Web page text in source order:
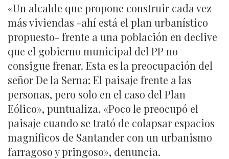
«Un alcalde que propone construir cada vez
más viviendas -ahí está el plan urbanístico
propuesto- frente a una población en declive
que el gobierno municipal del PP no
consigue frenar. Esta es la preocupación del
señor De la Serna: El paisaje frente a las
personas, pero solo en el caso del Plan
Eólico», puntualiza. «Poco le preocupó el
paisaje cuando se trató de colapsar espacios
magníficos de Santander con un urbanismo
farragoso y pringoso», denuncia.